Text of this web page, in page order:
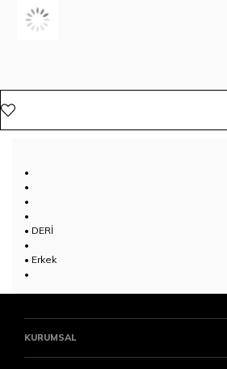
•
•
•
•
• DERİ
•
• Erkek
•
KURUMSAL